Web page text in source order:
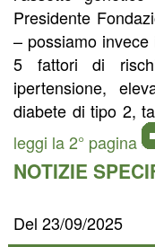
Presidente
– possiamo
5 fattori di
ipertensione,
diabete di tipo 2,
leggi la 2° pagina
NOTIZIE
Del 23/09/2025